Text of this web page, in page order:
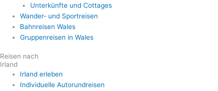
Unterkünfte und Cottages
Wander- und Sportreisen
Bahnreisen Wales
Gruppenreisen in Wales
Reisen nach
Irland
Irland erleben
Individuelle Autorundreisen